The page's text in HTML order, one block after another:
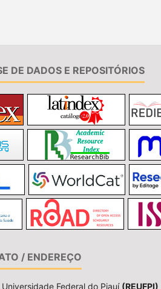
DE DADOS E REPOSITÓRIOS
/ ENDEREÇO
Federal do Piauí (REUFPI)